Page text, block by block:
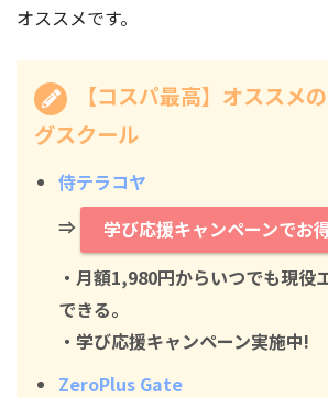
オススメです。
【コスパ最高】オススメ
グスクール
侍テラコヤ
⇒
学び応援キャンペーンでお
・月額1,980円からいつでも現役
できる。
・学び応援キャンペーン実施中!
ZeroPlus Gate